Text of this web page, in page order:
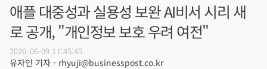
애플 대중성과 실용성 보완 AI비서 시리 새
로 공개, "개인정보 보호 우려 여전"
2026-06-09 11:45:45
유자인 기자 - rhyuji@businesspost.co.kr